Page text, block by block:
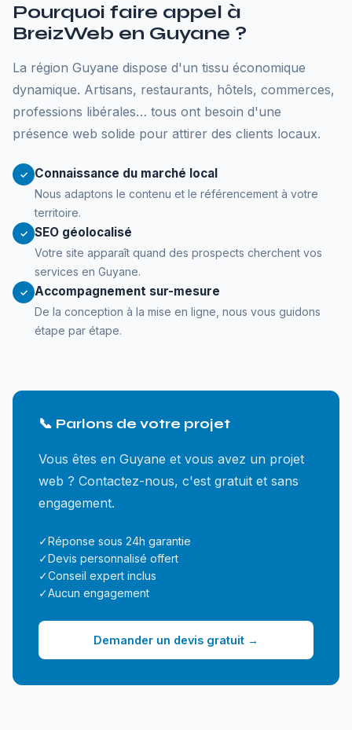
Pourquoi faire appel à
BreizWeb en Guyane ?
La région Guyane dispose d'un tissu économique
dynamique. Artisans, restaurants, hôtels, commerces,
professions libérales… tous ont besoin d'une
présence web solide pour attirer des clients locaux.
✓ Connaissance du marché local
Nous adaptons le contenu et le référencement à votre
territoire.
✓ SEO géolocalisé
Votre site apparaît quand des prospects cherchent vos
services en Guyane.
✓ Accompagnement sur-mesure
De la conception à la mise en ligne, nous vous guidons
étape par étape.
📞 Parlons de votre projet
Vous êtes en Guyane et vous avez un projet
web ? Contactez-nous, c'est gratuit et sans
engagement.
✓Réponse sous 24h garantie
✓Devis personnalisé offert
✓Conseil expert inclus
✓Aucun engagement
Demander un devis gratuit →